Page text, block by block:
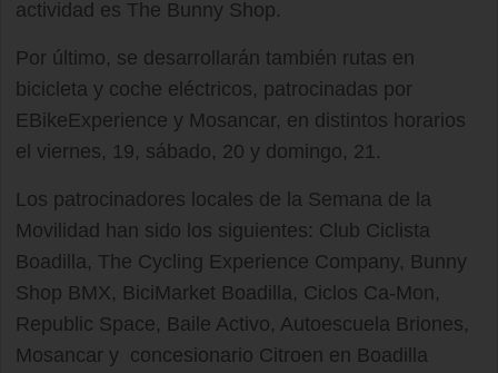
actividad es The Bunny Shop.
Por último, se desarrollarán también rutas en
bicicleta y coche eléctricos, patrocinadas por
EBikeExperience y Mosancar, en distintos horarios
el viernes, 19, sábado, 20 y domingo, 21.
Los patrocinadores locales de la Semana de la
Movilidad han sido los siguientes: Club Ciclista
Boadilla, The Cycling Experience Company, Bunny
Shop BMX, BiciMarket Boadilla, Ciclos Ca-Mon,
Republic Space, Baile Activo, Autoescuela Briones,
Mosancar y concesionario Citroen en Boadilla